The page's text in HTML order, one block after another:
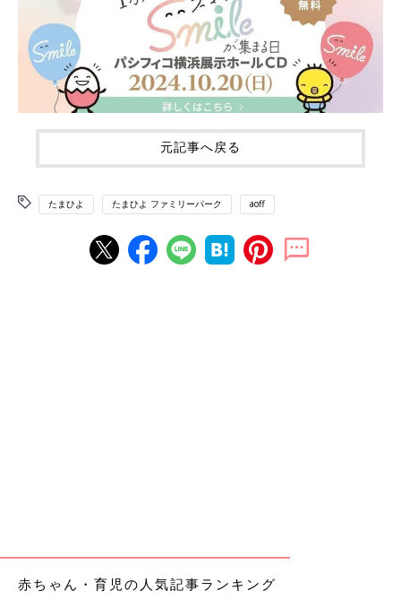
元記事へ戻る
たまひよ たまひよ ファミリーパーク aoff
赤ちゃん・育児の人気記事ランキング